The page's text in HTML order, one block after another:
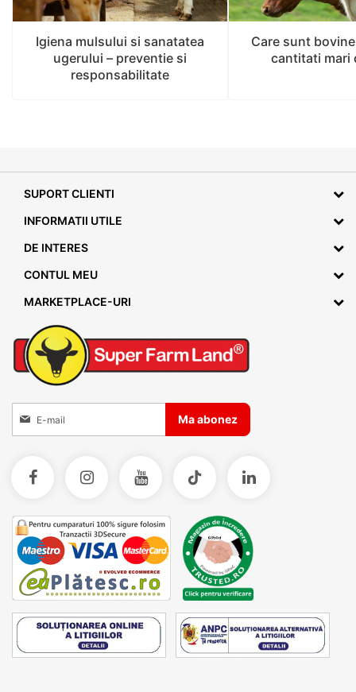
Igiena mulsului si sanatatea
ugerului – preventie si
responsabilitate
Care sunt
cantitati mari
SUPORT CLIENTI
INFORMATII UTILE
DE INTERES
CONTUL MEU
MARKETPLACE-URI
Inscrieti-va la Buletinele noastre informative
Ma abonez